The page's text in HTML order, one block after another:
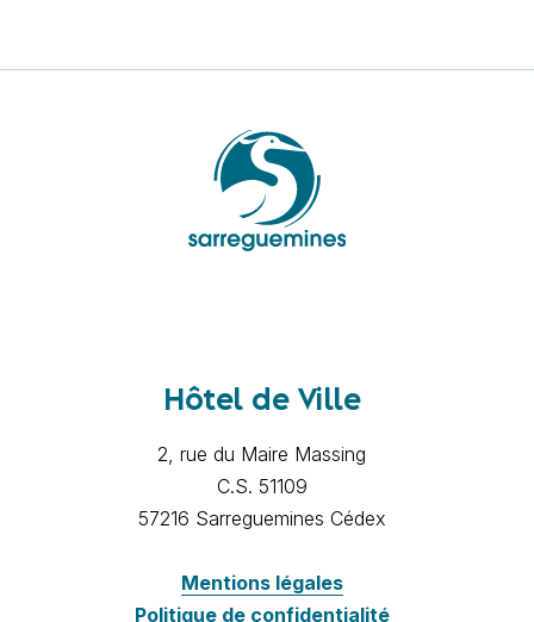
Hôtel de Ville
2, rue du Maire Massing
C.S. 51109
57216 Sarreguemines Cédex
Mentions légales
Politique de confidentialité